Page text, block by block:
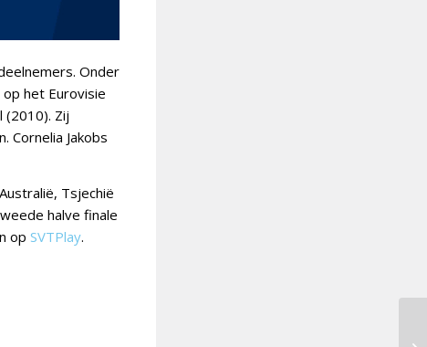
Onder
het Eurovisie
(2010). Zij
Jakobs
Tsjechië
halve finale
op SVTPlay.